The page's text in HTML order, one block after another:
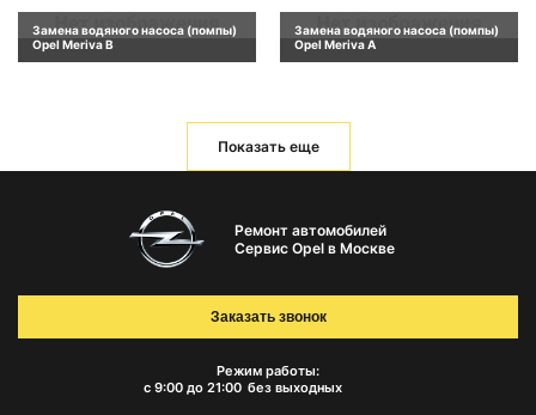
Замена водяного насоса (помпы)
Opel Meriva B
Замена водяного насоса (помпы)
Opel Meriva A
Показать еще
Ремонт автомобилей
Сервис Opel в Москве
Режим работы:
с 9:00 до 21:00 без выходных
Заказать звонок